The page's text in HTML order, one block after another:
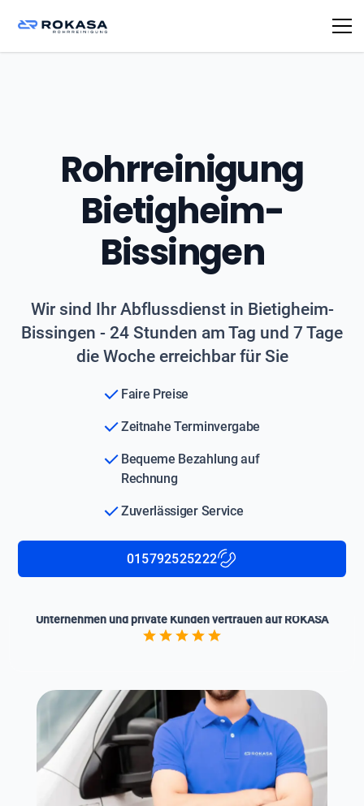
Rohrreinigung
Bietigheim-
Bissingen
Wir sind Ihr Abflussdienst in Bietigheim-
Bissingen - 24 Stunden am Tag und 7 Tage
die Woche erreichbar für Sie
Faire Preise
Zeitnahe Terminvergabe
Bequeme Bezahlung auf
Rechnung
Zuverlässiger Service
015792525222
Unternehmen und private Kunden vertrauen auf ROKASA